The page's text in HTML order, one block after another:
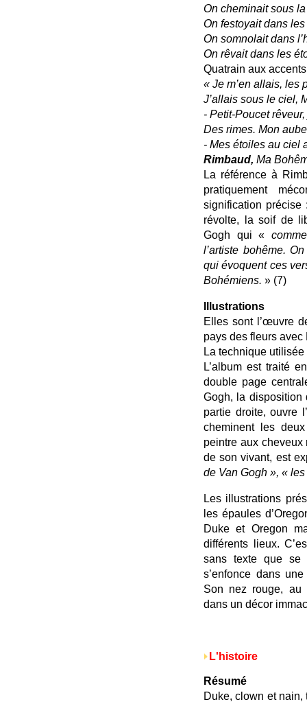
On cheminait sous
On festoyait dans
On somnolait dans
On rêvait dans les
Quatrain aux
« Je m’en allais, les
J’allais sous le ciel,
- Petit-Poucet
Des rimes. Mon
- Mes étoiles au ciel
Rimbaud, Ma
La référence à
pratiquement
signification précise
révolte, la soif de
Gogh qui «
l’artiste bohême.
qui évoquent ces
Bohémiens. » (7)
Illustrations
Elles sont l’œuvre
pays des fleurs avec
La technique
L’album est traité
double page
Gogh, la disposition
partie droite, ouvre
cheminent les
peintre aux cheveux
de son vivant, est
de Van Gogh », «
Les illustrations
les épaules
Duke et Oregon
différents lieux.
sans texte que se
s’enfonce dans
Son nez rouge, au
dans un décor
L'histoire
Résumé
Duke, clown et